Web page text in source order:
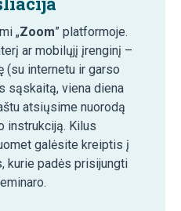
„Zoom” platformoje.
ar mobilųjį įrenginį –
(su internetu ir garso
sąskaitą, viena diena
atsiųsime nuorodą
instrukciją. Kilus
galėsite kreiptis į
kurie padės prisijungti